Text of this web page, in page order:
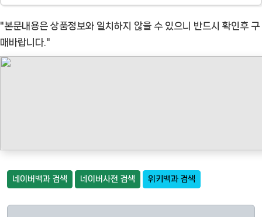
"본문내용은 상품정보와 일치하지 않을 수 있으니 반드시 확인후 구
매바랍니다."
네이버백과 검색 네이버사전 검색 위키백과 검색